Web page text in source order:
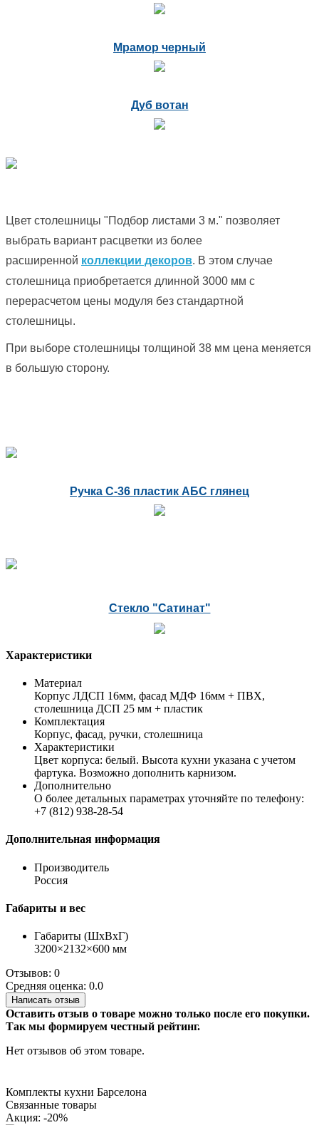
Мрамор черный
Дуб вотан
Цвет столешницы "Подбор листами 3 м." позволяет
выбрать вариант расцветки из более
расширенной коллекции декоров. В этом случае
столешница приобретается длинной 3000 мм с
перерасчетом цены модуля без стандартной
столешницы.
При выборе столешницы толщиной 38 мм цена меняется
в большую сторону.
Ручка С-36 пластик АБС глянец
Стекло "Сатинат"
Характеристики
Материал
Корпус ЛДСП 16мм, фасад МДФ 16мм + ПВХ,
столешница ДСП 25 мм + пластик
Комплектация
Корпус, фасад, ручки, столешница
Характеристики
Цвет корпуса: белый. Высота кухни указана с учетом
фартука. Возможно дополнить карнизом.
Дополнительно
О более детальных параметрах уточняйте по телефону:
+7 (812) 938-28-54
Дополнительная информация
Производитель
Россия
Габариты и вес
Габариты (ШхВхГ)
3200×2132×600 мм
Отзывов: 0
Средняя оценка: 0.0
Написать отзыв
Оставить отзыв о товаре можно только после его покупки.
Так мы формируем честный рейтинг.
Нет отзывов об этом товаре.
Комплекты кухни Барселона
Связанные товары
Акция: -20%